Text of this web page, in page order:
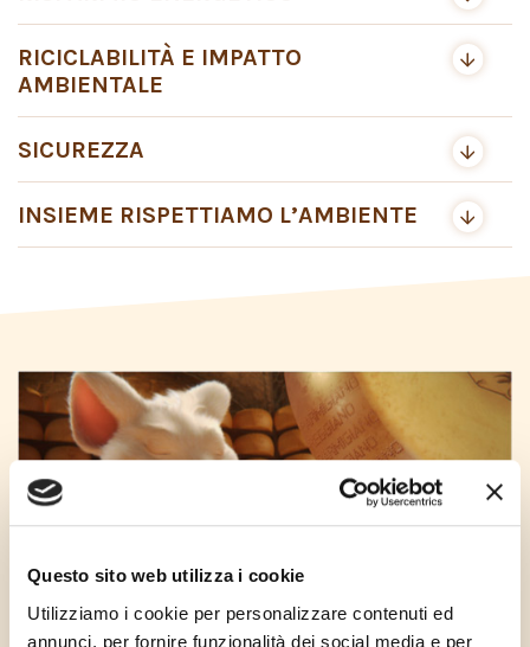
Questo sito web utilizza i cookie
Utilizziamo i cookie per personalizzare contenuti ed
annunci, per fornire funzionalità dei social media e per
RICICLABILITÀ E IMPATTO
AMBIENTALE
SICUREZZA
INSIEME RISPETTIAMO L’AMBIENTE